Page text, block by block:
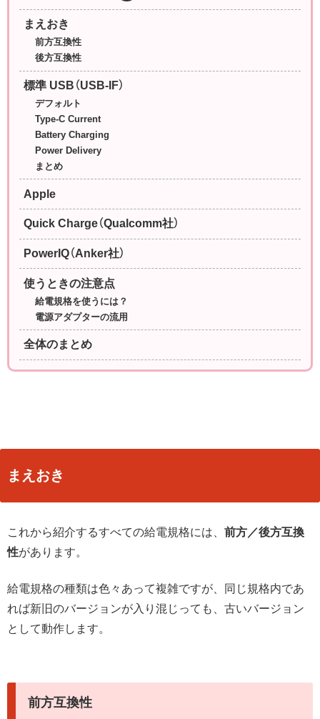
まえおき
前方互換性
後方互換性
標準 USB（USB-IF）
デフォルト
Type-C Current
Battery Charging
Power Delivery
まとめ
Apple
Quick Charge（Qualcomm社）
PowerIQ（Anker社）
使うときの注意点
給電規格を使うには？
電源アダプターの流用
全体のまとめ
まえおき
これから紹介するすべての給電規格には、 前方／後方互換
性があります。
給電規格の種類は色々あって複雑ですが、同じ規格内であ
れば新旧のバージョンが入り混じっても、古いバージョン
として動作します。
前方互換性